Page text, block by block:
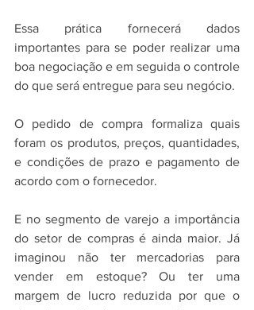
Essa prática fornecerá dados
importantes para se poder realizar uma
boa negociação e em seguida o controle
do que será entregue para seu negócio.
O pedido de compra formaliza quais
foram os produtos, preços, quantidades,
e condições de prazo e pagamento de
acordo com o fornecedor.
E no segmento de varejo a importância
do setor de compras é ainda maior. Já
imaginou não ter mercadorias para
vender em estoque? Ou ter uma
margem de lucro reduzida por que o